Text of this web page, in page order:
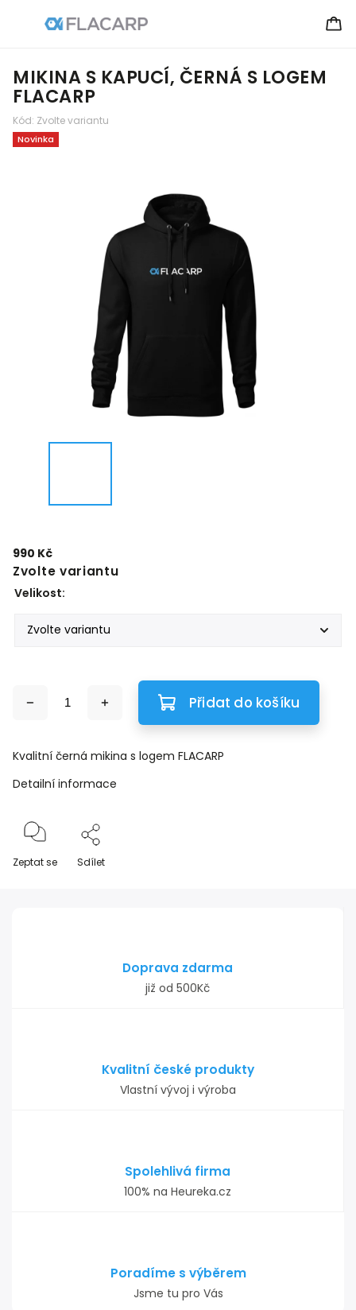
MIKINA S KAPUCÍ, ČERNÁ S LOGEM
FLACARP
Kód: Zvolte variantu
Novinka
990 Kč
Zvolte variantu
Velikost:
Přidat do košíku
Kvalitní černá mikina s logem FLACARP
Detailní informace
Zeptat se Sdílet
Doprava zdarma
již od 500Kč
Kvalitní české produkty
Vlastní vývoj i výroba
Spolehlivá firma
100% na Heureka.cz
Poradíme s výběrem
Jsme tu pro Vás